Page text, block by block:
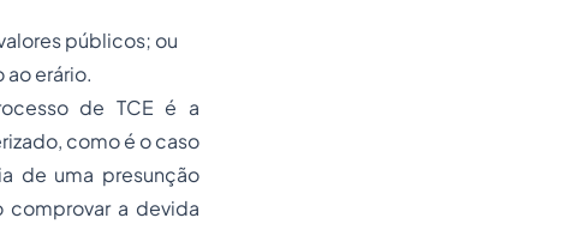
públicos; ou
erário.
de TCE é a
como é o caso
de uma presunção
a devida